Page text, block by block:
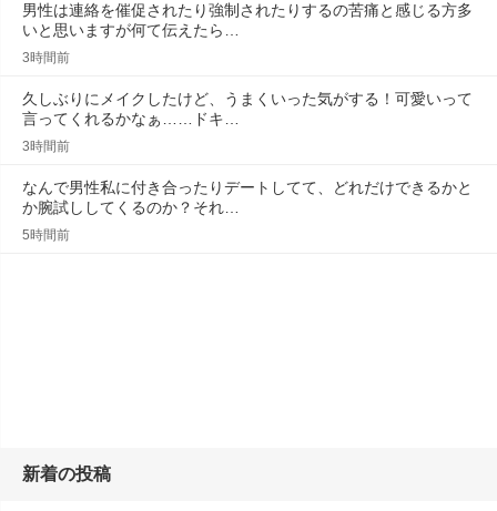
男性は連絡を催促されたり強制されたりするの苦痛と感じる方多
いと思いますが何て伝えたら…
3時間前
久しぶりにメイクしたけど、うまくいった気がする！可愛いって
言ってくれるかなぁ……ドキ…
3時間前
なんで男性私に付き合ったりデートしてて、どれだけできるかと
か腕試ししてくるのか？それ…
5時間前
新着の投稿